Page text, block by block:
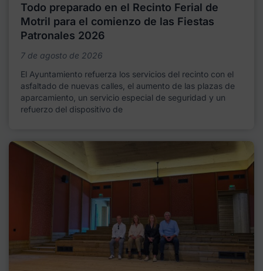
Todo preparado en el Recinto Ferial de
Motril para el comienzo de las Fiestas
Patronales 2026
7 de agosto de 2026
El Ayuntamiento refuerza los servicios del recinto con el
asfaltado de nuevas calles, el aumento de las plazas de
aparcamiento, un servicio especial de seguridad y un
refuerzo del dispositivo de